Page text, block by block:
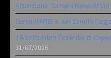
Attenzione: Samara Maxwell
Europei MTB: a Juri Zanotti
Il 6 settembre l’esordio di
31/07/2026